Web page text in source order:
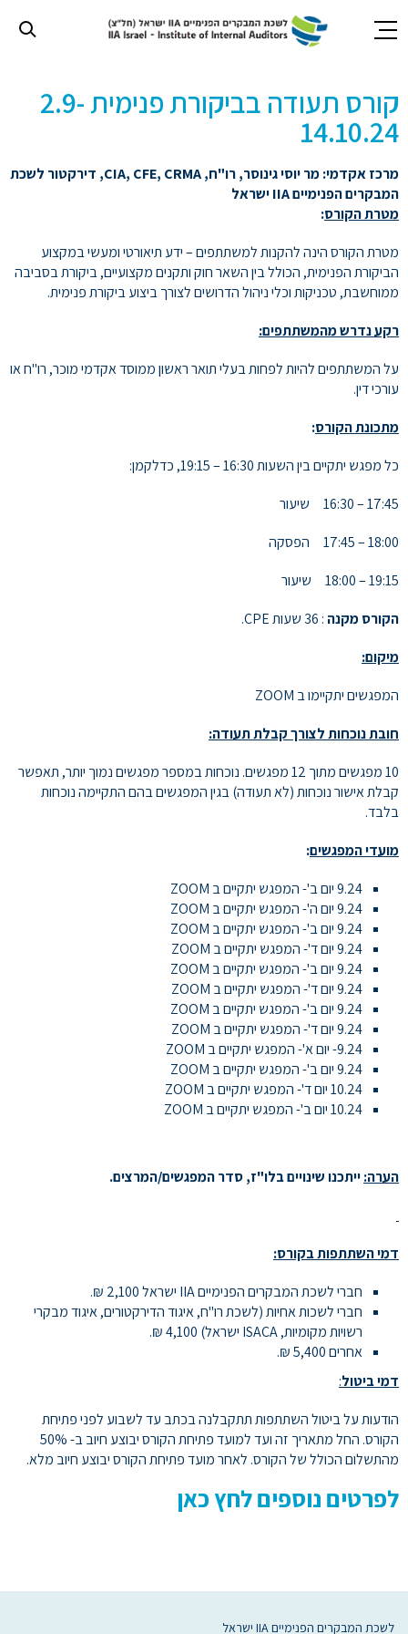
דף
אינטרנט,
אנטר
כדי
לעבור
תוכן
מרכזי
תעודה
בביקורת
פנימית
2.9-
14.10.24
IIA
ישראל
לשכת
המבקרים
הפנימיים
בישראל
קורס תעודה בביקורת פנימית 2.9-
14.10.24
מרכז אקדמי: מר יוסי גינוסר, רו"ח, CIA, CFE, CRMA
, דירקטור לשכת
המבקרים הפנימייםIIAישראל
מטרת הקורס:
מטרת הקורס הינה להקנות למשתתפים – ידע תיאורטי ומעשי במקצוע
הביקורת הפנימית, הכולל בין השאר חוק ותקנים מקצועיים, ביקורת בסביבה
ממוחשבת, טכניקות וכלי ניהול הדרושים לצורך ביצוע ביקורת פנימית.
רקע נדרש מהמשתתפים:
על המשתתפים להיות לפחות בעלי תואר ראשון ממוסד אקדמי מוכר, רו"ח או
עורכי דין.
מתכונת הקורס:
כל מפגש יתקיים בין השעות 16:30 – 19:15, כדלקמן:
17:45 – 16:30 שיעור
18:00 – 17:45 הפסקה
19:15 – 18:00 שיעור
הקורס מקנה : 36 שעות CPE.
מיקום:
המפגשים יתקיימו ב ZOOM
חובת נוכחות לצורך קבלת תעודה:
10 מפגשים מתוך 12 מפגשים. נוכחות במספר מפגשים נמוך יותר, תאפשר
קבלת אישור נוכחות (לא תעודה) בגין המפגשים בהם התקיימה נוכחות
בלבד.
מועדי המפגשים:
9.24 יום ב'- המפגש יתקיים ב ZOOM
9.24 יום ה'- המפגש יתקיים ב ZOOM
9.24 יום ב'- המפגש יתקיים ב ZOOM
9.24 יום ד'- המפגש יתקיים ב ZOOM
9.24 יום ב'- המפגש יתקיים ב ZOOM
9.24 יום ד'- המפגש יתקיים ב ZOOM
9.24 יום ב'- המפגש יתקיים ב ZOOM
9.24 יום ד'- המפגש יתקיים ב ZOOM
9.24- יום א'- המפגש יתקיים ב ZOOM
9.24 יום ב'- המפגש יתקיים ב ZOOM
10.24 יום ד'- המפגש יתקיים ב ZOOM
10.24 יום ב'- המפגש יתקיים ב ZOOM
הערה:ייתכנו שינויים בלו"ז, סדר המפגשים/המרצים.
דמי השתתפות בקורס:
חברי לשכת המבקרים הפנימיים IIA ישראל 2,100 ₪.
חברי לשכות אחיות (לשכת רו"ח, איגוד הדירקטורים, איגוד מבקרי
רשויות מקומיות, ISACA ישראל) 4,100 ₪.
אחרים 5,400 ₪.
דמי ביטול:
הודעות על ביטול השתתפות תתקבלנה בכתב עד לשבוע לפני פתיחת
הקורס. החל מתאריך זה ועד למועד פתיחת הקורס יבוצע חיוב ב- 50%
מהתשלום הכולל של הקורס. לאחר מועד פתיחת הקורס יבוצע חיוב מלא.
לפרטים נוספים לחץ כאן
לשכת המבקרים הפנימיים IIA ישראל